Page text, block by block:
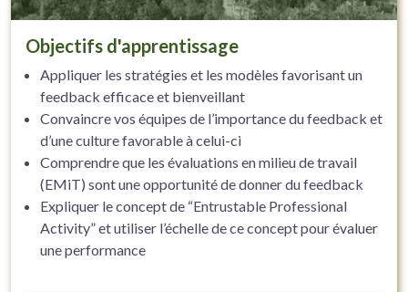
Objectifs d'apprentissage
Appliquer les stratégies et les modèles favorisant un
feedback efficace et bienveillant
Convaincre vos équipes de l’importance du feedback et
d’une culture favorable à celui-ci
Comprendre que les évaluations en milieu de travail
(EMiT) sont une opportunité de donner du feedback
Expliquer le concept de “Entrustable Professional
Activity” et utiliser l’échelle de ce concept pour évaluer
une performance